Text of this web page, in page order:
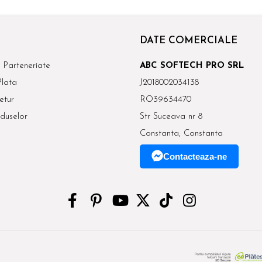
DATE COMERCIALE
ABC SOFTECH PRO SRL
J2018002034138
RO39634470
Str Suceava nr 8
Constanta, Constanta
Contacteaza-ne